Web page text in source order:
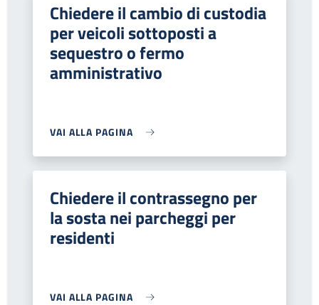
Chiedere il cambio di custodia
per veicoli sottoposti a
sequestro o fermo
amministrativo
VAI ALLA PAGINA
Chiedere il contrassegno per
la sosta nei parcheggi per
residenti
VAI ALLA PAGINA